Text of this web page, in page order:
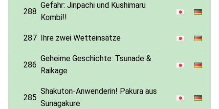
288
Gefahr: Jinpachi und Kushimaru
Kombi!!
287 Ihre zwei Wetteinsätze
286
Geheime Geschichte: Tsunade &
Raikage
285
Shakuton-Anwenderin! Pakura aus
Sunagakure